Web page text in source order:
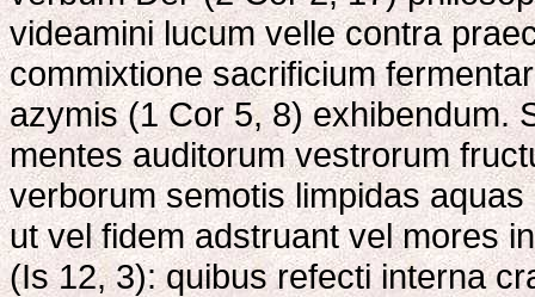
videamini lucum velle contra
commixtione sacrificium
azymis (1 Cor 5, 8) exhibendum.
mentes auditorum vestrorum
verborum semotis limpidas
ut vel fidem adstruant vel mores
(Is 12, 3): quibus refecti interna